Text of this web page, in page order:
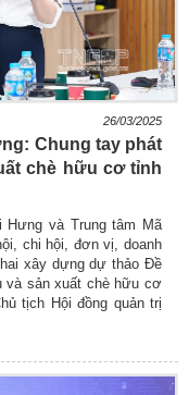
26/03/2025
Chung tay phát
chè hữu cơ tỉnh
Hưng và Trung tâm Mã
chi hội, đơn vị, doanh
xây dựng dự thảo Đề
và sản xuất chè hữu cơ
tịch Hội đồng quản trị